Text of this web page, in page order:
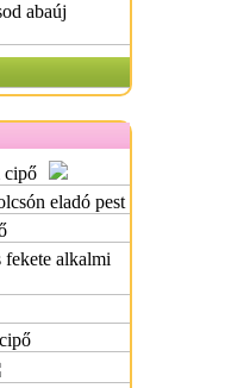
abaúj
cipő
eladó pest
fekete alkalmi